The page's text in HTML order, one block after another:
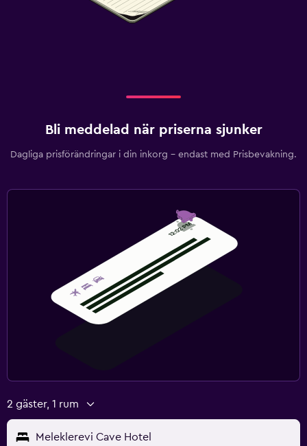
Bli meddelad när priserna sjunker
Dagliga prisförändringar i din inkorg – endast med Prisbevakning.
2 gäster, 1 rum
Meleklerevi Cave Hotel